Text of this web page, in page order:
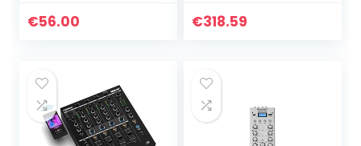
goxlr Audio Mixer
€56.00
Ausgänge)
€318.59